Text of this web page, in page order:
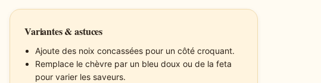
Variantes & astuces
Ajoute des noix concassées pour un côté croquant.
Remplace le chèvre par un bleu doux ou de la feta
pour varier les saveurs.